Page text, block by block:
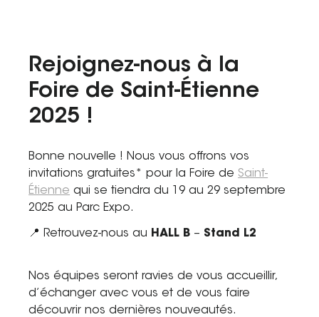
Avis clients
Recrutement
Guide rénovation
Rejoignez-nous à la
Foire de Saint-Étienne
2025 !
Bonne nouvelle ! Nous vous offrons vos
invitations gratuites* pour la Foire de Saint-
Étienne qui se tiendra du 19 au 29 septembre
2025 au Parc Expo.
📍 Retrouvez-nous au HALL B – Stand L2
Nos équipes seront ravies de vous accueillir,
d’échanger avec vous et de vous faire
découvrir nos dernières nouveautés.